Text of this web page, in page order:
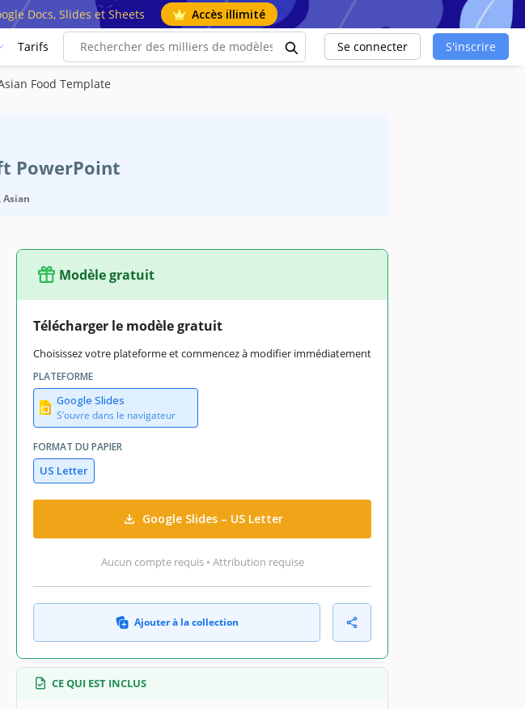
Docs, Slides et Sheets Accès illimité
Tarifs Se connecter S'inscrire
Food Template
PowerPoint
Modèle gratuit
Télécharger le modèle gratuit
Choisissez votre plateforme et commencez à modifier immédiatement
PLATEFORME
Google Slides
S’ouvre dans le navigateur
FORMAT DU PAPIER
US Letter
Google Slides – US Letter
Aucun compte requis • Attribution requise
Ajouter à la collection
CE QUI EST INCLUS